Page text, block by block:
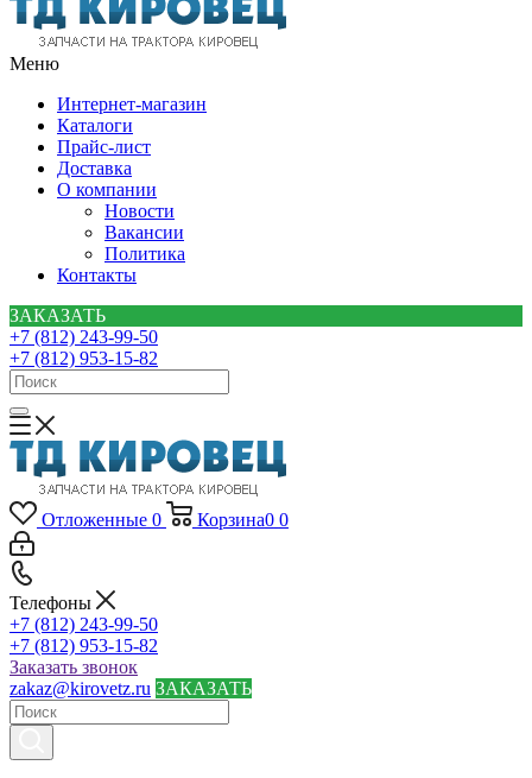
Меню
Интернет-магазин
Каталоги
Прайс-лист
Доставка
О компании
Новости
Вакансии
Политика
Контакты
ЗАКАЗАТЬ
+7 (812) 243-99-50
+7 (812) 953-15-82
Отложенные 0 Корзина0 0
Телефоны
+7 (812) 243-99-50
+7 (812) 953-15-82
Заказать звонок
zakaz@kirovetz.ru ЗАКАЗАТЬ